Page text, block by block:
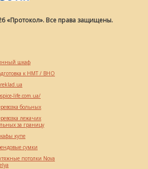
«Протокол». Все права защищены.
шкаф
к НМТ / ВНО
life.com.ua/
больных
лежачих
за границу
купе
сумки
потолки Nova